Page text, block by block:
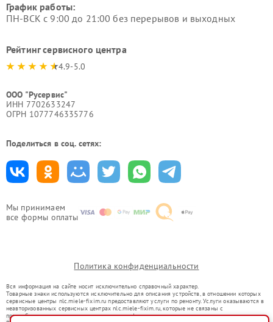
Мы принимаем
все формы оплаты
График работы:
ПН-ВСК с 9:00 до 21:00 без перерывов и выходных
Рейтинг сервисного центра
4.9-5.0
ООО "Русервис"
ИНН 7702633247
ОГРН 1077746335776
Поделиться в соц. сетях:
Политика конфиденциальности
Вся информация на сайте носит исключительно справочный характер.
Товарные знаки используются исключительно для описания устройств, в отношении которых
сервисные центры nlc.miele-fixim.ru предоставляют услуги по ремонту. Услуги оказываются в
неавторизованных сервисных центрах nlc.miele-fixim.ru, которые не связаны с
правообладателями товарных знаков или их официальными представителями.